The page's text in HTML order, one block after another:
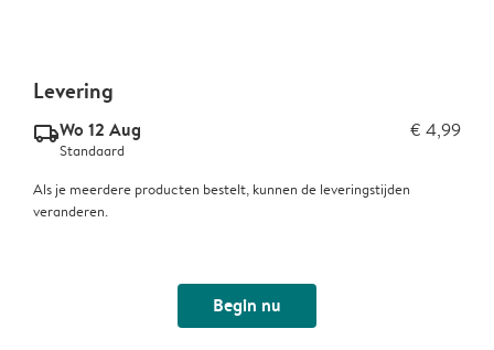
Levering
delivery_standard_v2Wo 12 Aug € 4,99
Standaard
Als je meerdere producten bestelt, kunnen de leveringstijden
veranderen.
Begin nu